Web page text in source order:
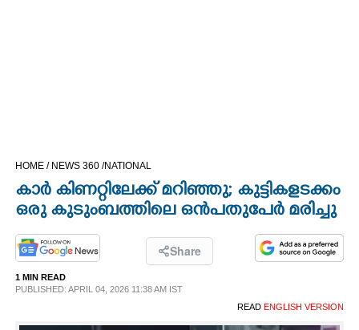
CINEMA
OPINION
PHOTOS
HOME / NEWS 360 /NATIONAL
കാർ കിണറ്റിലേക്ക് മറിഞ്ഞു; കുട്ടികളടക്കം
ഒരു കുടുംബത്തിലെ ഒൻപതുപേർ മരിച്ചു
Share
1 MIN READ
PUBLISHED: APRIL 04, 2026 11:38 AM IST
READ ENGLISH VERSION